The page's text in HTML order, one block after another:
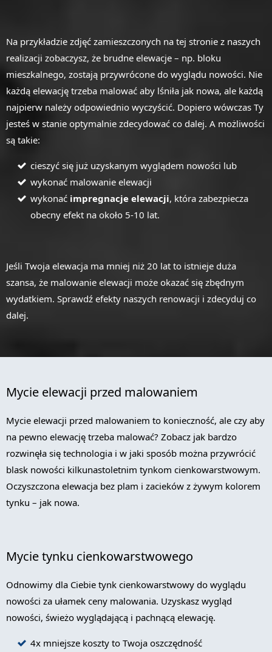
Na przykładzie zdjęć zamieszczonych na tej stronie z naszych
realizacji zobaczysz, że brudne elewacje – np. bloku
mieszkalnego, zostają przywrócone do wyglądu nowości. Nie
każdą elewację trzeba malować aby lśniła jak nowa, ale każdą
najpierw należy odpowiednio wyczyścić. Dopiero wówczas Ty
jesteś w stanie optymalnie zdecydować co dalej. A możliwości
są takie:
cieszyć się już uzyskanym wyglądem nowości lub
wykonać malowanie elewacji
wykonać impregnacje elewacji, która zabezpiecza
obecny efekt na około 5-10 lat.
Jeśli Twoja elewacja ma mniej niż 20 lat to istnieje duża
szansa, że malowanie elewacji może okazać się zbędnym
wydatkiem. Sprawdź efekty naszych renowacji i zdecyduj co
dalej.
Mycie elewacji przed malowaniem
Mycie elewacji przed malowaniem to konieczność, ale czy aby
na pewno elewację trzeba malować? Zobacz jak bardzo
rozwinęła się technologia i w jaki sposób można przywrócić
blask nowości kilkunastoletnim tynkom cienkowarstwowym.
Oczyszczona elewacja bez plam i zacieków z żywym kolorem
tynku – jak nowa.
Mycie tynku cienkowarstwowego
Odnowimy dla Ciebie tynk cienkowarstwowy do wyglądu
nowości za ułamek ceny malowania. Uzyskasz wygląd
nowości, świeżo wyglądającą i pachnącą elewację.
4x mniejsze koszty to Twoja oszczędność